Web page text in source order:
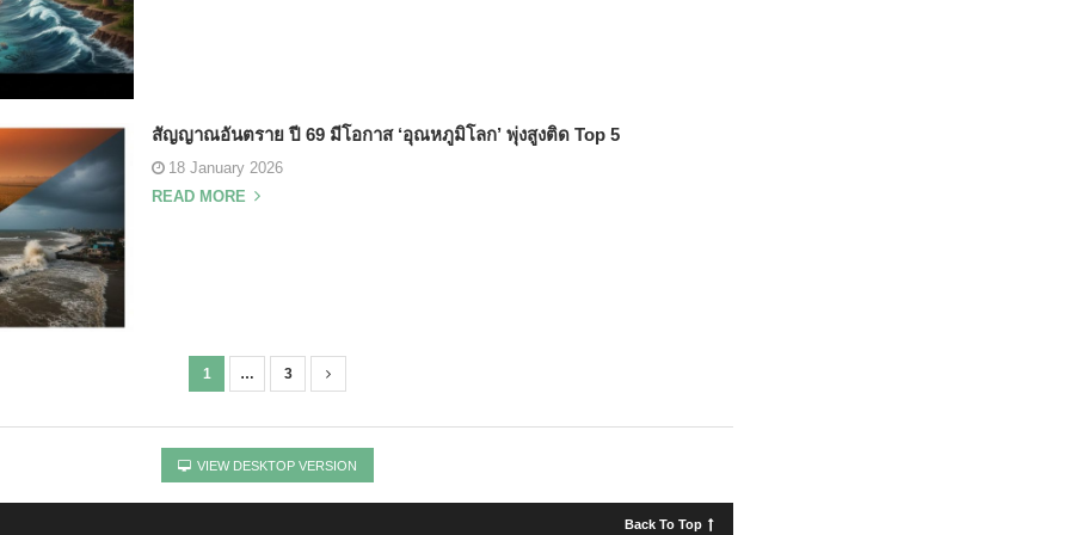
สัญญาณอันตราย ปี 69 มีโอกาส ‘อุณหภูมิโลก’ พุ่งสูงติด Top 5
18 January 2026
READ MORE
1 … 3
VIEW DESKTOP VERSION
Back To Top